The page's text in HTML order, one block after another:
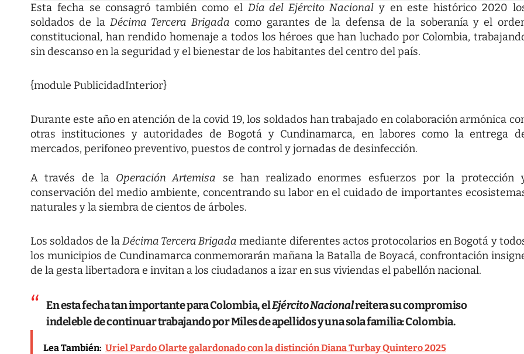
Esta fecha se consagró también como el Día del Ejército Nacionaly en este histórico 2020
soldados de laDécima Tercera Brigada como garantes de la defensa de la soberanía y el
constitucional, han rendido homenaje a todos los héroes que han luchado por Colombia,
sin descanso en la seguridad y el bienestar de los habitantes del centro del país.
{module PublicidadInterior}
Durante este año en atención de la covid 19, los soldados han trabajado en colaboración armónica
otras instituciones y autoridades de Bogotá y Cundinamarca, en labores como la entrega
mercados, perifoneo preventivo, puestos de control y jornadas de desinfección.
A través de la Operación Artemisa se han realizado enormes esfuerzos por la protección
conservación del medio ambiente, concentrando su labor en el cuidado de importantes
naturales y la siembra de cientos de árboles.
Los soldados de laDécima Tercera Brigada mediante diferentes actos protocolarios en Bogotá y
los municipios de Cundinamarca conmemorarán mañana la Batalla de Boyacá, confrontación
de la gesta libertadora e invitan a los ciudadanos a izar en sus viviendas el pabellón nacional.
En esta fecha tan importante para Colombia, elEjército Nacionalreitera su compromiso
indeleble de continuar trabajando por Miles de apellidos y una sola familia: Colombia.
Lea También: Uriel Pardo Olarte galardonado con la distinción Diana Turbay Quintero 2025